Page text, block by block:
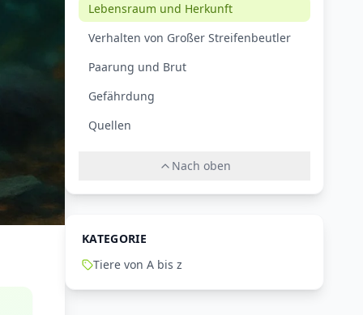
Lebensraum und Herkunft
Verhalten von Großer Streifenbeutler
Paarung und Brut
Gefährdung
Quellen
Nach oben
KATEGORIE
Tiere von A bis z